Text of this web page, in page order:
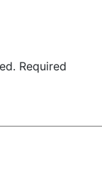
Required